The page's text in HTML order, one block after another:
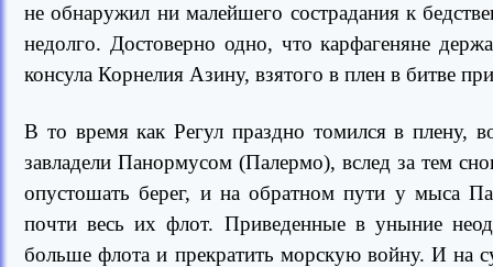
не обнаружил ни малейшего сострадания к
недолго. Достоверно одно, что карфагеняне
консула Корнелия Азину, взятого в плен в битве
В то время как Регул праздно томился в плену,
завладели Панормусом (Палермо), вслед за тем
опустошать берег, и на обратном пути у мыса
почти весь их флот. Приведенные в уныние
больше флота и прекратить морскую войну. И на